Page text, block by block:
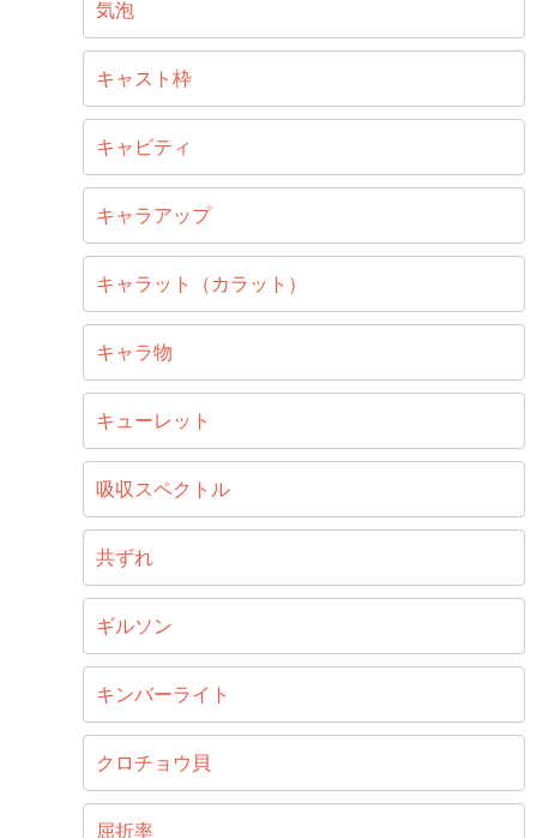
気泡
キャスト枠
キャビティ
キャラアップ
キャラット（カラット）
キャラ物
キューレット
吸収スペクトル
共ずれ
ギルソン
キンバーライト
クロチョウ貝
屈折率